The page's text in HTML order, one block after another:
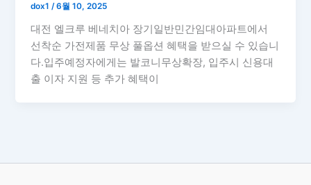
dox1/6월 10, 2025
대전 엘크루 베네치아 장기일반민간임대아파트에서
선착순 가전제품 무상 풀옵션 혜택을 받으실 수 있습니
다.입주예정자에게는 발코니무상확장, 입주시 신용대
출 이자 지원 등 추가 혜택이